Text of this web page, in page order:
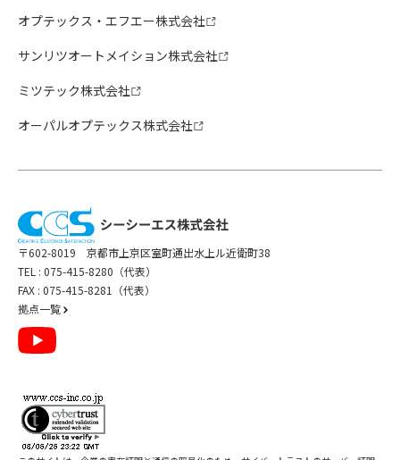
オプテックス・エフエー株式会社
サンリツオートメイション株式会社
ミツテック株式会社
オーパルオプテックス株式会社
〒602-8019 京都市上京区室町通出水上ル近衛町38
TEL : 075-415-8280（代表）
FAX : 075-415-8281（代表）
拠点一覧